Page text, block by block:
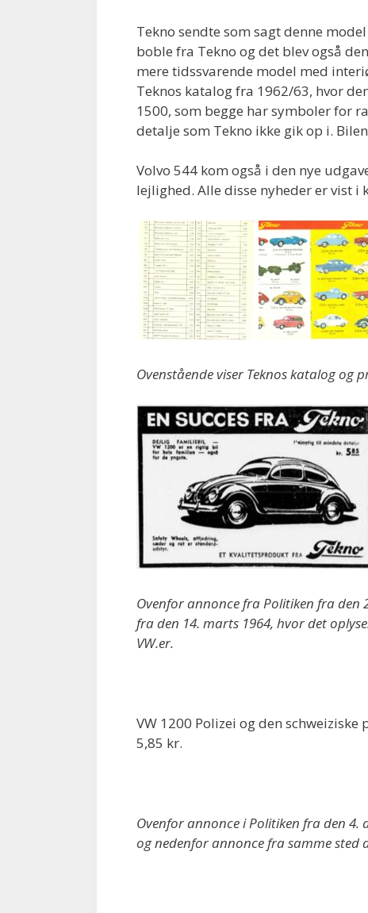
Tekno sendte som sagt denne
boble fra Tekno og det blev også
mere tidssvarende model med
Teknos katalog fra 1962/63, hvor
1500, som begge har symboler for
detalje som Tekno ikke gik op i.
Volvo 544 kom også i den nye
lejlighed. Alle disse nyheder er vist i
Ovenstående viser Teknos katalog og
Ovenfor annonce fra Politiken fra den
fra den 14. marts 1964, hvor det
VW.er.
VW 1200 Polizei og den
5,85 kr.
Ovenfor annonce i Politiken fra den
og nedenfor annonce fra samme sted